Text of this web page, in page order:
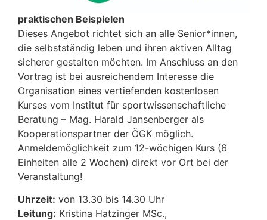
praktischen Beispielen
Dieses Angebot richtet sich an alle Senior*innen,
die selbstständig leben und ihren aktiven Alltag
sicherer gestalten möchten. Im Anschluss an den
Vortrag ist bei ausreichendem Interesse die
Organisation eines vertiefenden kostenlosen
Kurses vom Institut für sportwissenschaftliche
Beratung – Mag. Harald Jansenberger als
Kooperationspartner der ÖGK möglich.
Anmeldemöglichkeit zum 12-wöchigen Kurs (6
Einheiten alle 2 Wochen) direkt vor Ort bei der
Veranstaltung!
Uhrzeit: von 13.30 bis 14.30 Uhr
Leitung: Kristina Hatzinger MSc.,